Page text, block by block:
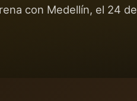
con Medellín, el 24 de